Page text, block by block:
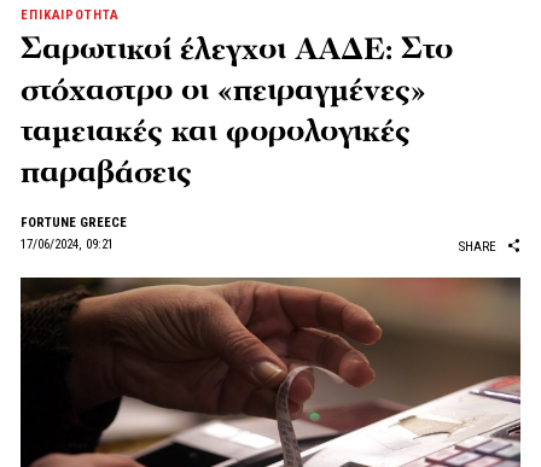
ΕΠΙΚΑΙΡΟΤΗΤΑ
Σαρωτικοί έλεγχοι ΑΑΔΕ: Στο
στόχαστρο οι «πειραγμένες»
ταμειακές και φορολογικές
παραβάσεις
FORTUNE GREECE
17/06/2024, 09:21
SHARE